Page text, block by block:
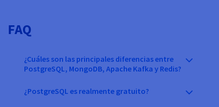
FAQ
¿Cuáles son las principales diferencias entre
PostgreSQL, MongoDB, Apache Kafka y Redis?
¿PostgreSQL es realmente gratuito?